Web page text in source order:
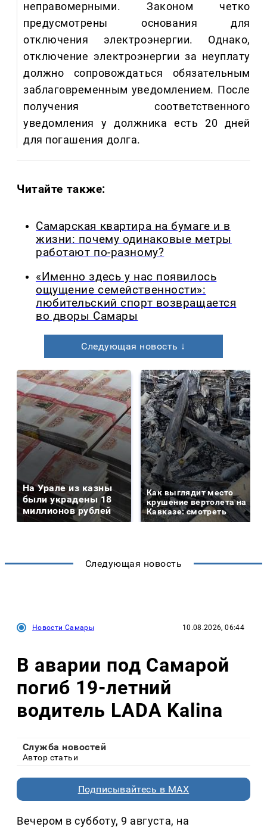
неправомерными. Законом четко
предусмотрены основания для
отключения электроэнергии. Однако,
отключение электроэнергии за неуплату
должно сопровождаться обязательным
заблаговременным уведомлением. После
получения соответственного
уведомления у должника есть 20 дней
для погашения долга.
Читайте также:
Самарская квартира на бумаге и в
жизни: почему одинаковые метры
работают по-разному?
«Именно здесь у нас появилось
ощущение семейственности»:
любительский спорт возвращается
во дворы Самары
Следующая новость ↓
На Урале из казны
были украдены 18
миллионов рублей
Как выглядит место
крушение вертолета на
Кавказе: смотреть
Следующая новость
Новости Самары 10.08.2026, 06:44
В аварии под Самарой
погиб 19-летний
водитель LADA Kalina
Служба новостей
Автор статьи
Подписывайтесь в MAX
Вечером в субботу, 9 августа, на